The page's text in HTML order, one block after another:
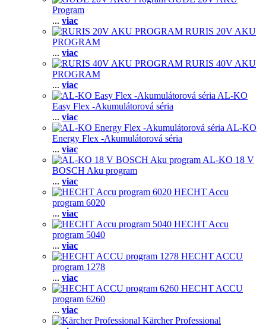
Program
... viac
RURIS 20V AKU
PROGRAM
... viac
RURIS 40V AKU
PROGRAM
... viac
AL-KO
Easy Flex -Akumulátorová séria
... viac
AL-KO
Energy Flex -Akumulátorová séria
... viac
AL-KO 18 V
BOSCH Aku program
... viac
HECHT Accu
program 6020
... viac
HECHT Accu
program 5040
... viac
HECHT ACCU
program 1278
... viac
HECHT ACCU
program 6260
... viac
Kärcher Professional